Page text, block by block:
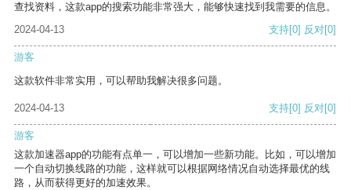
查找资料，这款app的搜索功能非常强大，能够快速找到我需要的信息。
2024-04-13
支持[0] 反对[0]
游客
这款软件非常实用，可以帮助我解决很多问题。
2024-04-13 支持[0] 反对[0]
游客
这款加速器app的功能有点单一，可以增加一些新功能。比如，可以增加
一个自动切换线路的功能，这样就可以根据网络情况自动选择最优的线
路，从而获得更好的加速效果。